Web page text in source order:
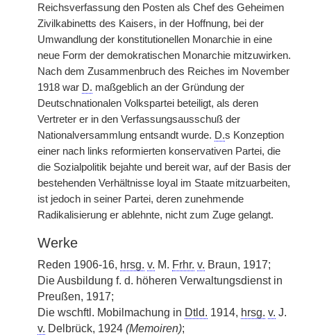
Reichsverfassung den Posten als Chef des Geheimen
Zivilkabinetts des Kaisers, in der Hoffnung, bei der
Umwandlung der konstitutionellen Monarchie in eine
neue Form der demokratischen Monarchie mitzuwirken.
Nach dem Zusammenbruch des Reiches im November
1918 war D. maßgeblich an der Gründung der
Deutschnationalen Volkspartei beteiligt, als deren
Vertreter er in den Verfassungsausschuß der
Nationalversammlung entsandt wurde. D.s Konzeption
einer nach links reformierten konservativen Partei, die
die Sozialpolitik bejahte und bereit war, auf der Basis der
bestehenden Verhältnisse loyal im Staate mitzuarbeiten,
ist jedoch in seiner Partei, deren zunehmende
Radikalisierung er ablehnte, nicht zum Zuge gelangt.
Werke
Reden 1906-16, hrsg. v. M. Frhr. v. Braun, 1917;
Die Ausbildung f. d. höheren Verwaltungsdienst in
Preußen, 1917;
Die wschftl. Mobilmachung in Dtld. 1914, hrsg. v. J.
v. Delbrück, 1924 (Memoiren);